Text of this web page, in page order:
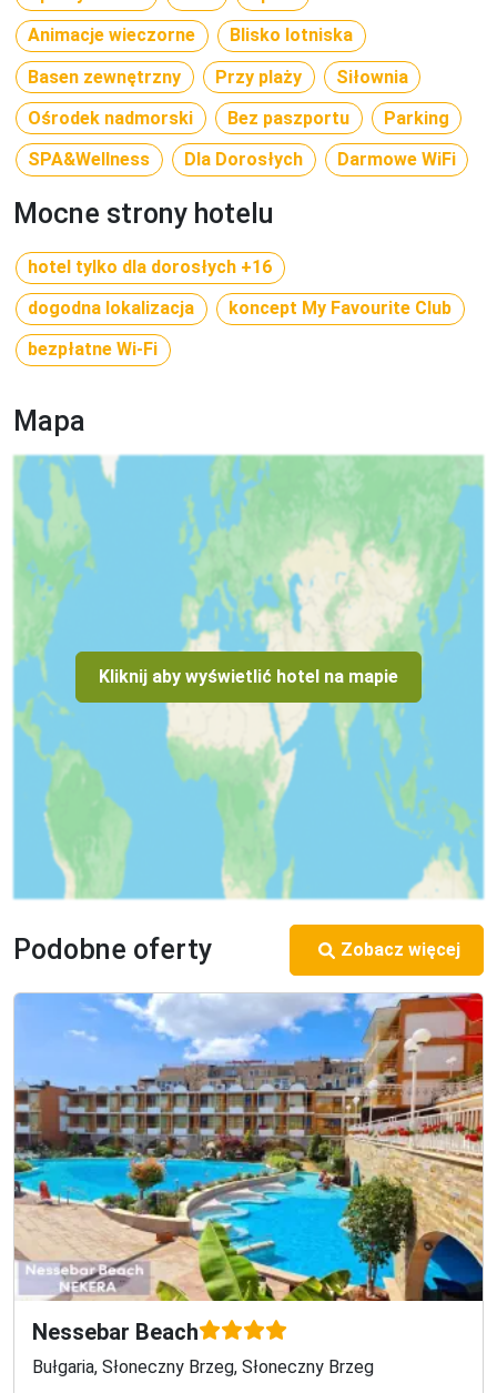
Animacje wieczorne
Blisko lotniska
Basen zewnętrzny
Przy plaży
Siłownia
Ośrodek nadmorski
Bez paszportu
Parking
SPA&Wellness
Dla Dorosłych Darmowe WiFi
Mocne strony hotelu
hotel tylko dla dorosłych +16
dogodna lokalizacja
koncept My Favourite Club
bezpłatne Wi-Fi
Mapa
Kliknij aby wyświetlić hotel na mapie
Podobne oferty Zobacz więcej
Nessebar Beach
Bułgaria, Słoneczny Brzeg, Słoneczny Brzeg